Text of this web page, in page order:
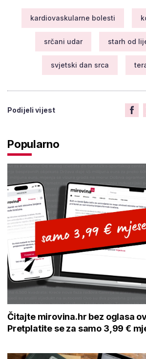
kardiovaskularne bolesti
srčani udar starh od
svjetski dan srca
Podijeli vijest
Popularno
Čitajte mirovina.hr bez oglasa
Pretplatite se za samo 3,99 €